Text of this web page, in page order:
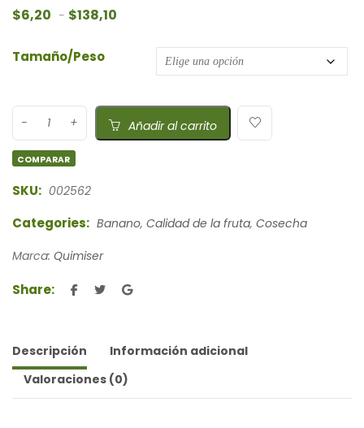
$6,20 - $138,10
Tamaño/Peso
Añadir al carrito
COMPARAR
SKU: 002562
Categories: Banano, Calidad de la fruta, Cosecha
Marca: Quimiser
Share:
Descripción
Información adicional
Valoraciones (0)